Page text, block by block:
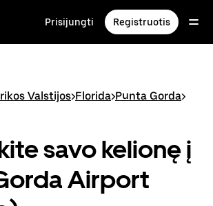
Prisijungti Registruotis
Valstijos>Florida>Punta Gorda>
savo kelionę į
Airport